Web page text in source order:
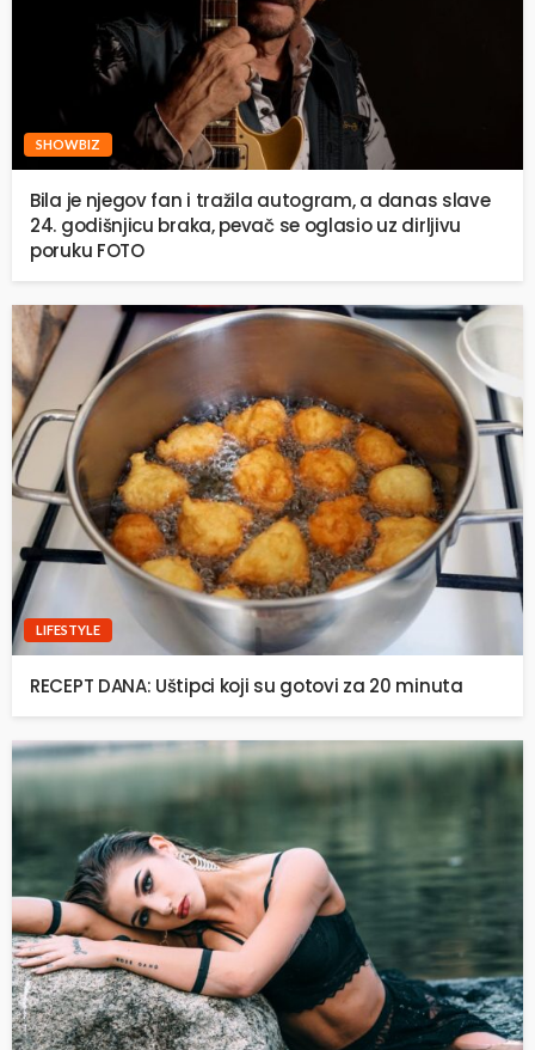
SHOWBIZ
Bila je njegov fan i tražila autogram, a danas slave
24. godišnjicu braka, pevač se oglasio uz dirljivu
poruku FOTO
LIFESTYLE
RECEPT DANA: Uštipci koji su gotovi za 20 minuta